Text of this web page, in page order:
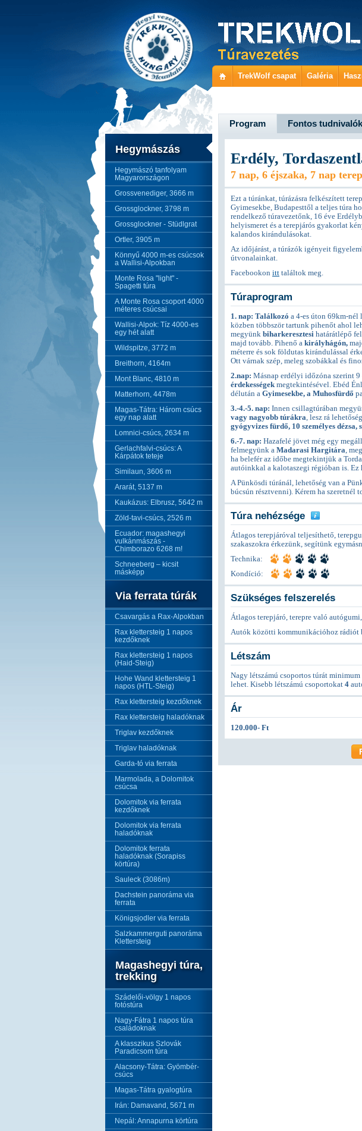
TrekWolf csapat Galéria
Hegymászás
Hegymászó tanfolyam
Magyarországon
Grossvenediger, 3666 m
Grossglockner, 3798 m
Grossglockner - Stüdlgrat
Ortler, 3905 m
Könnyű 4000 m-es csúcsok
a Wallisi-Alpokban
Monte Rosa "light" -
Spagetti túra
A Monte Rosa csoport 4000
méteres csúcsai
Wallisi-Alpok: Tíz 4000-es
egy hét alatt
Wildspitze, 3772 m
Breithorn, 4164m
Mont Blanc, 4810 m
Matterhorn, 4478m
Magas-Tátra: Három csúcs
egy nap alatt
Lomnici-csúcs, 2634 m
Gerlachfalvi-csúcs: A
Kárpátok teteje
Similaun, 3606 m
Ararát, 5137 m
Kaukázus: Elbrusz, 5642 m
Zöld-tavi-csúcs, 2526 m
Ecuador: magashegyi
vulkánmászás -
Chimborazo 6268 m!
Schneeberg – kicsit
másképp
Via ferrata túrák
Csavargás a Rax-Alpokban
Rax klettersteig 1 napos
kezdőknek
Rax klettersteig 1 napos
(Haid-Steig)
Hohe Wand klettersteig 1
napos (HTL-Steig)
Rax klettersteig kezdőknek
Rax klettersteig haladóknak
Triglav kezdőknek
Triglav haladóknak
Garda-tó via ferrata
Marmolada, a Dolomitok
csúcsa
Dolomitok via ferrata
kezdőknek
Dolomitok via ferrata
haladóknak
Dolomitok ferrata
haladóknak (Sorapiss
körtúra)
Sauleck (3086m)
Dachstein panoráma via
ferrata
Königsjodler via ferrata
Salzkammerguti panoráma
Klettersteig
Magashegyi túra,
trekking
Szádelői-völgy 1 napos
fotóstúra
Nagy-Fátra 1 napos túra
családoknak
A klasszikus Szlovák
Paradicsom túra
Alacsony-Tátra: Gyömbér-
csúcs
Magas-Tátra gyalogtúra
Irán: Damavand, 5671 m
Nepál: Annapurna körtúra
Program Fontos tudnivalók
Erdély,
7 nap, 6 éjszaka, 7 nap
Ezt a túránkat, túrázásra felkészített
Gyimesekbe, Budapesttől a teljes túra
rendelkező túravezetőnk, 16 éve
helyismeret és a terepjárós gyakorlat
kalandos kirándulásokat.
Az időjárást, a túrázók igényeit
útvonalainkat.
Facebookon itt találtok meg.
Túraprogram
1. nap: Találkozó a 4-es úton 69km-
közben többször tartunk pihenőt ahol
megyünk biharkeresztesi határátlépő
majd tovább. Pihenő a királyhágón,
méterre és sok földutas kirándulással
Ott várnak szép, meleg szobákkal és
2.nap: Másnap erdélyi időzóna szerint
érdekességek megtekintésével. Ebéd
délután a Gyimesekbe, a Muhosfürdő
3.-4.-5. nap: Innen csillagtúrában
vagy nagyobb túrákra, lesz rá
gyógyvizes fürdő, 10 személyes dézsa,
6.-7. nap: Hazafelé jövet még egy
felmegyünk a Madarasi Hargitára,
ha belefér az időbe megtekintjük a
autóinkkal a kalotaszegi régióban is. Ez
A Pünkösdi túránál, lehetőség van a
búcsún résztvenni). Kérem ha szeretnél
Túra nehézsége
Átlagos terepjáróval teljesíthető,
szakaszokra érkezünk, segítünk
Technika:
Kondíció:
Szükséges felszerelés
Átlagos terepjáró, terepre való
Autók közötti kommunikációhoz rádiót
Létszám
Nagy létszámú csoportos túrát minimum
lehet. Kisebb létszámú csoportokat 4
Ár
120.000- Ft